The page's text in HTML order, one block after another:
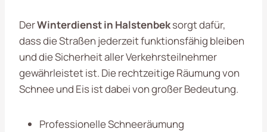
DerWinterdienst in Halstenbeksorgt dafür,
dass die Straßen jederzeit funktionsfähig bleiben
und die Sicherheit aller Verkehrsteilnehmer
gewährleistet ist. Die rechtzeitige Räumung von
Schnee und Eis ist dabei von großer Bedeutung.
Professionelle Schneeräumung